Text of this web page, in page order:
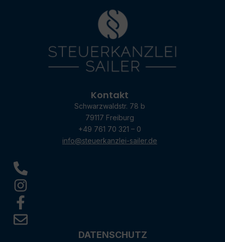
Kontakt
Schwarzwaldstr. 78 b
79117 Freiburg
+49 761 70 321 – 0
info@steuerkanzlei-sailer.de
DATENSCHUTZ